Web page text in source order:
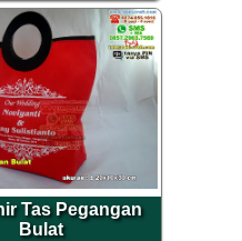
Tas Pegangan
Bulat